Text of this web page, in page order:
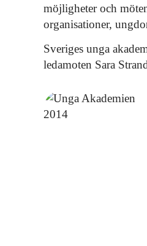
möjligheter och
organisationer,
Sveriges unga
ledamoten Sara